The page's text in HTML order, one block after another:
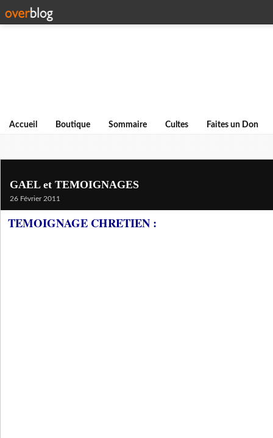
Accueil Boutique Sommaire Cultes Faites un Don
GAEL et TEMOIGNAGES
26 Février 2011
TEMOIGNAGE CHRETIEN :